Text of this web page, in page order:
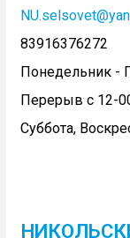
83916376272
Понедельник -
Перерыв с 12-
Суббота,